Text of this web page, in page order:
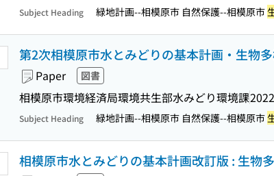
Subject Heading 緑地計画--相模原市 自然保護--相模原市
第2次相模原市水とみどりの基本計画・生物
Paper 図書
相模原市環境経済局環境共生部水みどり環境課
Subject Heading 緑地計画--相模原市 自然保護--相模原市
相模原市水とみどりの基本計画改訂版 : 生物